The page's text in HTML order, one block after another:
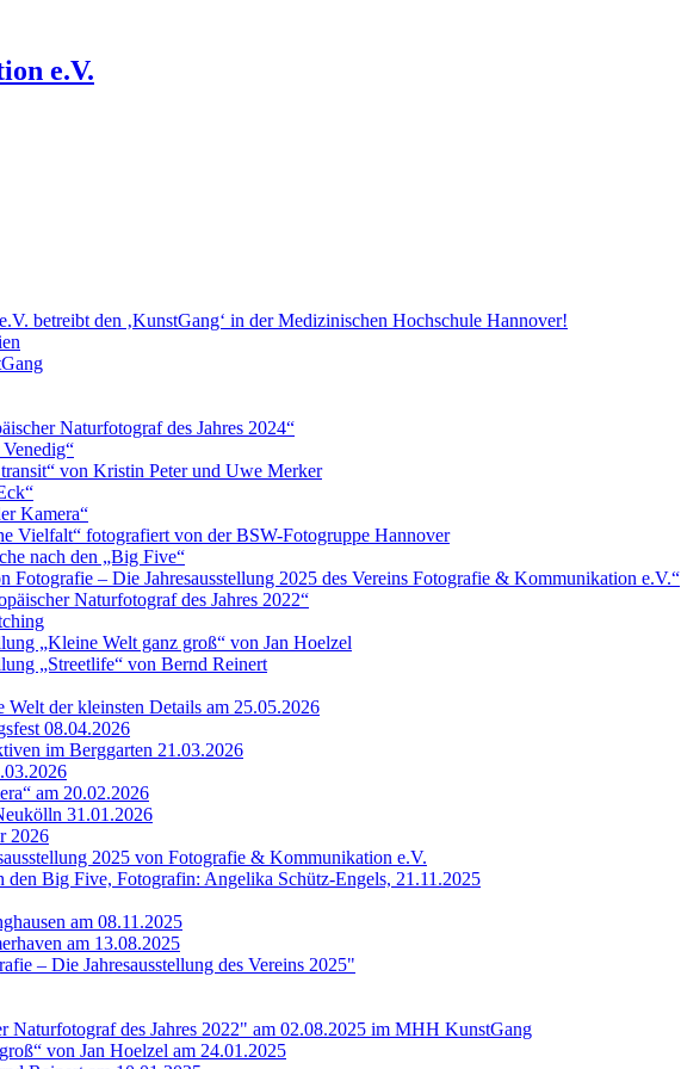
e.V.
betreibt den ‚KunstGang‘ in der Medizinischen Hochschule Hannover!
Naturfotograf des Jahres 2024“
von Kristin Peter und Uwe Merker
Kamera“
Vielfalt“ fotografiert von der BSW-Fotogruppe Hannover
nach den „Big Five“
Fotografie – Die Jahresausstellung 2025 des Vereins Fotografie & Kommunikation e.V.“
Naturfotograf des Jahres 2022“
„Kleine Welt ganz groß“ von Jan Hoelzel
„Streetlife“ von Bernd Reinert
Welt der kleinsten Details am 25.05.2026
08.04.2026
im Berggarten 21.03.2026
am 20.02.2026
31.01.2026
2026
2025 von Fotografie & Kommunikation e.V.
den Big Five, Fotografin: Angelika Schütz-Engels, 21.11.2025
am 08.11.2025
am 13.08.2025
– Die Jahresausstellung des Vereins 2025"
Naturfotograf des Jahres 2022" am 02.08.2025 im MHH KunstGang
von Jan Hoelzel am 24.01.2025